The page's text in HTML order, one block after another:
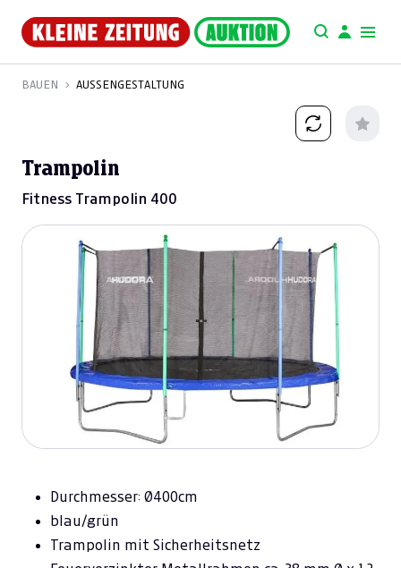
BAUEN AUSSENGESTALTUNG
Trampolin
Fitness Trampolin 400
Durchmesser: Ø400cm
blau/grün
Trampolin mit Sicherheitsnetz